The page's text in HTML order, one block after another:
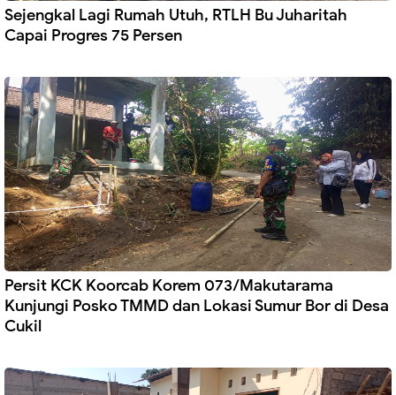
Sejengkal Lagi Rumah Utuh, RTLH Bu Juharitah
Capai Progres 75 Persen
Persit KCK Koorcab Korem 073/Makutarama
Kunjungi Posko TMMD dan Lokasi Sumur Bor di Desa
Cukil